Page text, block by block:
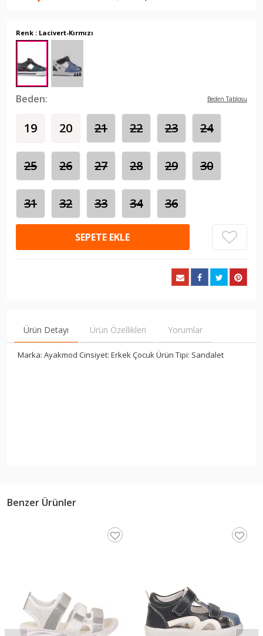
Renk : Lacivert-Kırmızı
Beden: Beden Tablosu
19 20 21 22 23 24
25 26 27 28 29 30
31 32 33 34 36
SEPETE EKLE
Ürün Detayı Ürün Özellikleri Yorumlar
Marka: Ayakmod Cinsiyet: Erkek Çocuk Ürün Tipi: Sandalet
Benzer Ürünler